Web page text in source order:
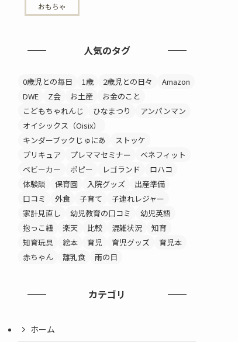
おもちゃ
人気のタグ
0歳児との毎日 1歳 2歳児との日々
Amazon
DWE
Z会 お土産
お金のこと
こどもちゃれんじ
ひなまつり
アンパンマン
オイシックス（Oisix）
キンダーブックじゅにあ
ストッケ
プリキュア
プレママセミナー
ベネフィット
ベビーカー
ポピー レゴランド
ロハコ
体験談
保育園 入院グッズ
出産準備
口コミ
外食 子育て
子連れレジャー
家計見直し
幼児教育の口コミ
幼児英語
抱っこ紐
楽天 比較 混雑状況
知育
知育玩具
絵本 育児 育児グッズ
育児本
赤ちゃん
離乳食 雨の日
カテゴリ
ホーム